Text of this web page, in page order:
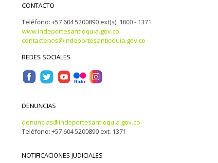
CONTACTO
Teléfono: +57 604 5200890 ext(s). 1000 - 1371
www.indeportesantioquia.gov.co
contactenos@indeportesantioquia.gov.co
REDES SOCIALES
DENUNCIAS
denuncias@indeportesantioquia.gov.co
Teléfono: +57 604 5200890 ext. 1371
NOTIFICACIONES JUDICIALES